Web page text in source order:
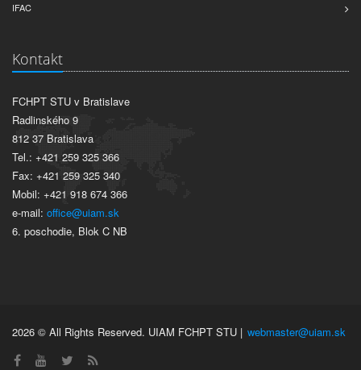
IFAC
Kontakt
FCHPT STU v Bratislave
Radlinského 9
812 37 Bratislava
Tel.: +421 259 325 366
Fax: +421 259 325 340
Mobil: +421 918 674 366
e-mail: office@uiam.sk
6. poschodie, Blok C NB
2026 © All Rights Reserved. UIAM FCHPT STU | webmaster@uiam.sk